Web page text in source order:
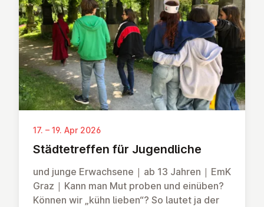
17. – 19. Apr 2026
Städtet­ref­fen für Ju­gend­liche
und junge Erwachsene | ab 13 Jahren | EmK
Graz | Kann man Mut proben und einüben?
Können wir „kühn lieben“? So lautet ja der